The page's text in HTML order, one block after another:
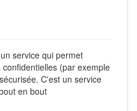
service qui permet
(par exemple
C'est un service
en bout